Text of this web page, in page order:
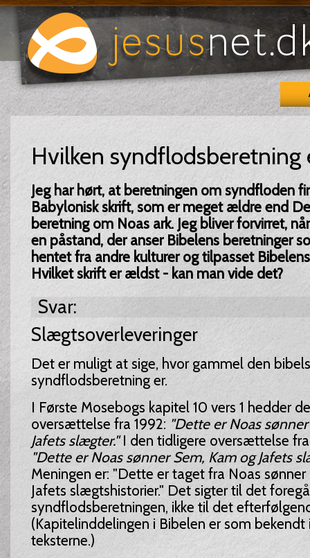
Hvilken
Jeg har hørt, at beretningen om syndfloden
Babylonisk skrift, som er meget ældre end
beretning om Noas ark. Jeg bliver forvirret,
en påstand, der anser Bibelens beretninger
hentet fra andre kulturer og tilpasset
Hvilket skrift er ældst - kan man vide det?
Svar:
Slægtsoverleveringer
Det er muligt at sige, hvor gammel den
syndflodsberetning er.
I Første Mosebogs kapitel 10 vers 1 hedder
oversættelse fra 1992: "Dette er Noas
Jafets slægter."I den tidligere oversættelse fra
"Dette er Noas sønner Sem, Kam og Jafets
Meningen er: "Dette er taget fra Noas sønner
Jafets slægtshistorier." Det sigter til det
syndflodsberetningen, ikke til det
(Kapitelinddelingen i Bibelen er som bekendt
teksterne.)